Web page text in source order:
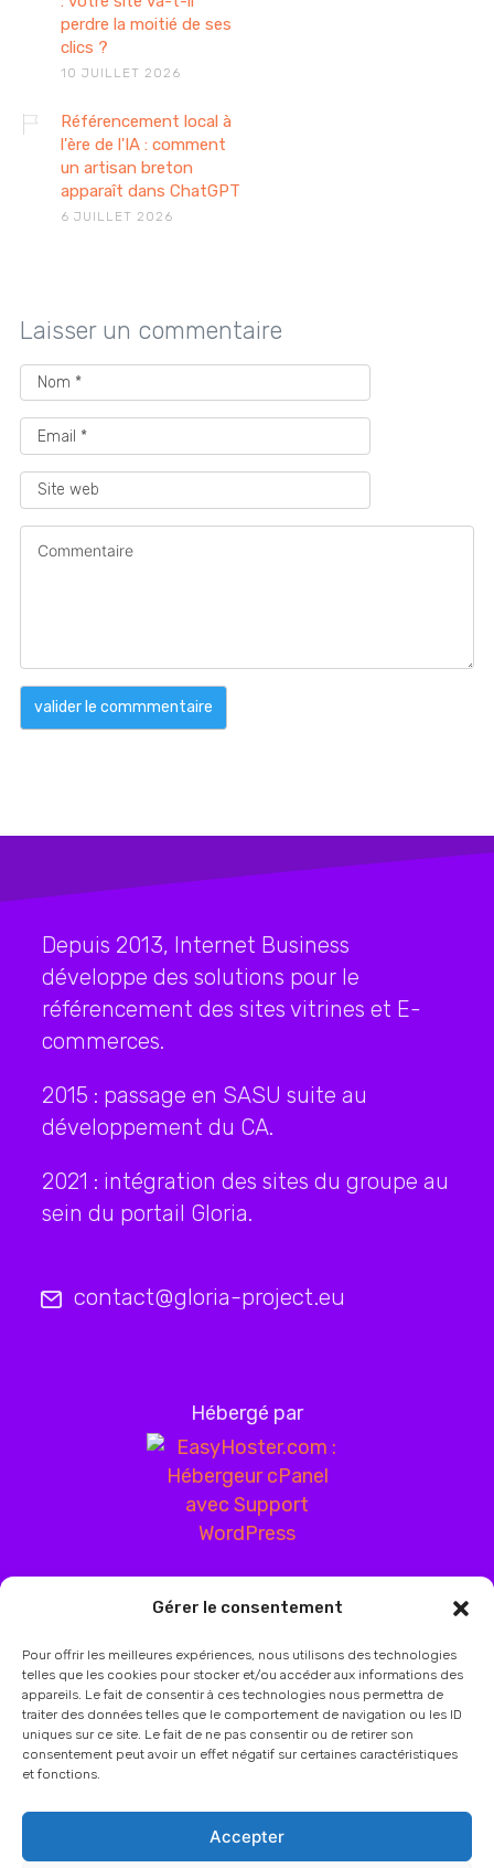
Gérer le consentement
Pour offrir les meilleures expériences, nous utilisons des technologies
telles que les cookies pour stocker et/ou accéder aux informations des
appareils. Le fait de consentir à ces technologies nous permettra de
traiter des données telles que le comportement de navigation ou les ID
uniques sur ce site. Le fait de ne pas consentir ou de retirer son
consentement peut avoir un effet négatif sur certaines caractéristiques
et fonctions.
Accepter
perdre la moitié de ses
clics ?
10 JUILLET 2026
Référencement local à
l'ère de l'IA : comment
un artisan breton
apparaît dans ChatGPT
6 JUILLET 2026
Laisser un commentaire
Depuis 2013, Internet Business
développe des solutions pour le
référencement des sites vitrines et E-
commerces.
2015 : passage en SASU suite au
développement du CA.
2021 : intégration des sites du groupe au
sein du portail Gloria.
contact@gloria-project.eu
Hébergé par